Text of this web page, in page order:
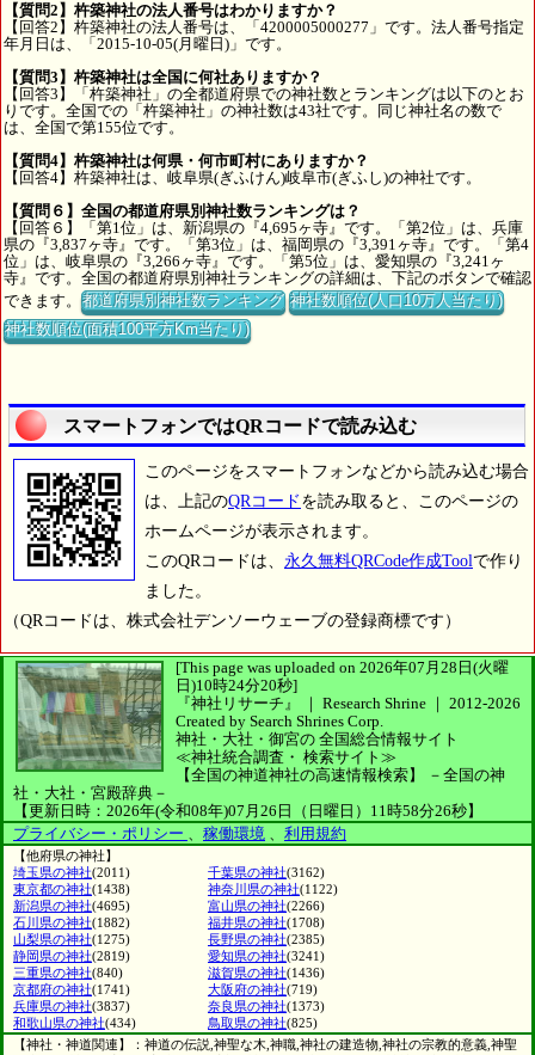
【質問2】杵築神社の法人番号はわかりますか？
【回答2】杵築神社の法人番号は、「4200005000277」です。法人番号指定
年月日は、「2015-10-05(月曜日)」です。
【質問3】杵築神社は全国に何社ありますか？
【回答3】「杵築神社」の全都道府県での神社数とランキングは以下のとお
りです。全国での「杵築神社」の神社数は43社です。同じ神社名の数で
は、全国で第155位です。
【質問4】杵築神社は何県・何市町村にありますか？
【回答4】杵築神社は、岐阜県(ぎふけん)岐阜市(ぎふし)の神社です。
【質問６】全国の都道府県別神社数ランキングは？
【回答６】「第1位」は、新潟県の『4,695ヶ寺』です。「第2位」は、兵庫
県の『3,837ヶ寺』です。「第3位」は、福岡県の『3,391ヶ寺』です。「第4
位」は、岐阜県の『3,266ヶ寺』です。「第5位」は、愛知県の『3,241ヶ
寺』です。全国の都道府県別神社ランキングの詳細は、下記のボタンで確認
できます。都道府県別神社数ランキング 神社数順位(人口10万人当たり)
神社数順位(面積100平方Km当たり)
スマートフォンではQRコードで読み込む
このページをスマートフォンなどから読み込む場合
は、上記のQRコード を読み取ると、このページの
ホームページが表示されます。
このQRコードは、 永久無料QRCode作成Toolで作り
ました。
（QRコードは、株式会社デンソーウェーブの登録商標です）
[This page was uploaded on 2026年07月28日(火曜
日)10時24分20秒]
『神社リサーチ』 ｜ Research Shrine ｜ 2012-2026
Created by Search Shrines Corp.
神社・大社・御宮の 全国総合情報サイト
≪神社統合調査・ 検索サイト≫
【全国の神道神社の高速情報検索】
－全国の神
社・大社・宮殿辞典－
【更新日時：2026年(令和08年)07月26日（日曜日）11時58分26秒】
プライバシー・ポリシー 、 稼働環境 、 利用規約
【他府県の神社】
埼玉県の神社(2011) 千葉県の神社(3162)
東京都の神社(1438) 神奈川県の神社(1122)
新潟県の神社(4695) 富山県の神社(2266)
石川県の神社(1882) 福井県の神社(1708)
山梨県の神社(1275) 長野県の神社(2385)
静岡県の神社(2819) 愛知県の神社(3241)
三重県の神社(840) 滋賀県の神社(1436)
京都府の神社(1741) 大阪府の神社(719)
兵庫県の神社(3837) 奈良県の神社(1373)
和歌山県の神社(434) 鳥取県の神社(825)
【神社・神道関連】：神道の伝説,神聖な木,神職,神社の建造物,神社の宗教的意義,神聖